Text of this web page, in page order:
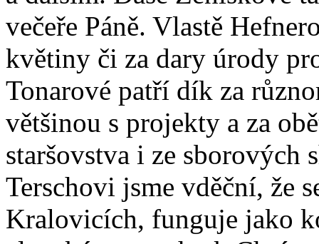
večeře Páně. Vlastě
květiny či za dary úrody
Tonarové patří dík za
většinou s projekty a za
staršovstva i ze sborových
Terschovi jsme vděční, že
Kralovicích, funguje jako